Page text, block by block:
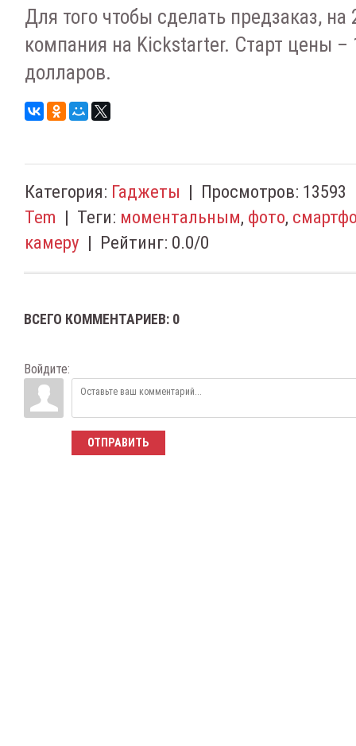
Для того чтобы сделать предзаказ,
компания на Kickstarter. Старт цены –
долларов.
Категория: Гаджеты | Просмотров: 13593
Tem | Теги: моментальным, фото,
камеру | Рейтинг: 0.0/0
ВСЕГО КОММЕНТАРИЕВ: 0
Войдите:
ОТПРАВИТЬ